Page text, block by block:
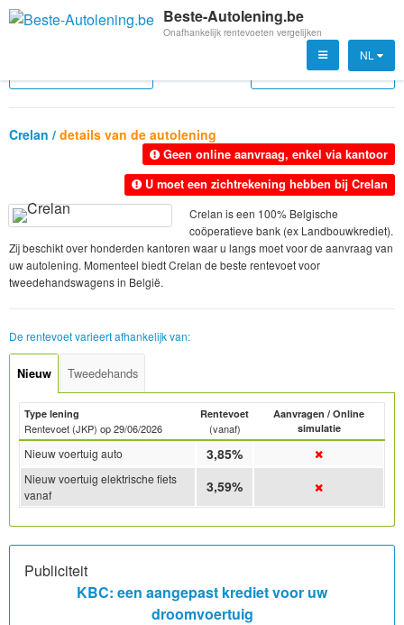
Beste-Autolening.be
Onafhankelijk rentevoeten vergelijken
NL
Dhb Bank
Crelan / details van de autolening
Geen online aanvraag, enkel via kantoor
U moet een zichtrekening hebben bij Crelan
Crelan is een 100% Belgische
coöperatieve bank (ex Landbouwkrediet).
Zij beschikt over honderden kantoren waar u langs moet voor de aanvraag van
uw autolening. Momenteel biedt Crelan de beste rentevoet voor
tweedehandswagens in België.
De rentevoet varieert afhankelijk van:
Nieuw
Type lening
Rentevoet (JKP) op29/06/2026
Rentevoet
(vanaf)
Aanvragen / Online
simulatie
Nieuw voertuig auto 3,85%
Nieuw voertuig elektrische fiets
vanaf
3,59%
Publiciteit
KBC: een aangepast krediet voor uw
droomvoertuig